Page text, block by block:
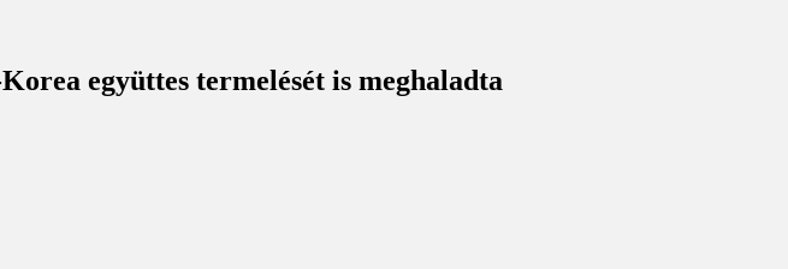
együttes termelését is meghaladta